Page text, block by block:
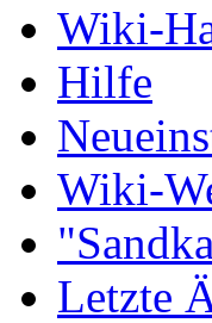
Wiki-
Hilfe
Wiki-
Letzte